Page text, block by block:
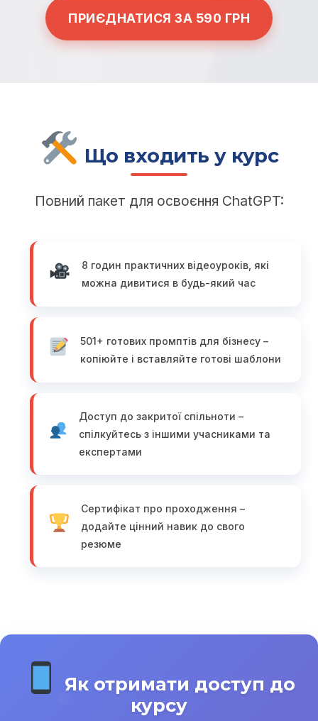
ПРИЄДНАТИСЯ ЗА 590 ГРН
Що входить у курс
Повний пакет для освоєння ChatGPT:
8 годин практичних відеоуроків, які
можна дивитися в будь-який час
501+ готових промптів для бізнесу –
копіюйте і вставляйте готові шаблони
Доступ до закритої спільноти –
спілкуйтесь з іншими учасниками та
експертами
Сертифікат про проходження –
додайте цінний навик до свого
резюме
Як отримати доступ до
курсу